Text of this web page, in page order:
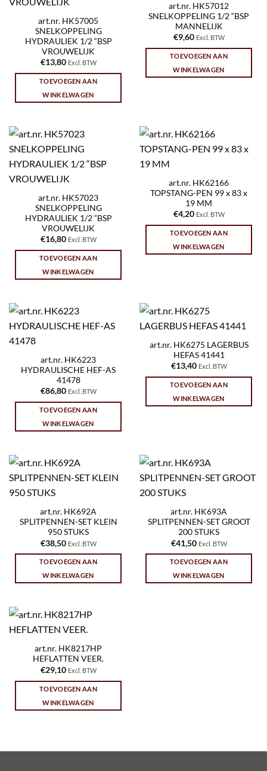
art.nr. HK57005
SNELKOPPELING
HYDRAULIEK 1/2 “BSP
VROUWELIJK
€13,80 Excl. BTW
TOEVOEGEN AAN
WINKELWAGEN
art.nr. HK57012
SNELKOPPELING 1/2 “BSP
MANNELIJK
€9,60 Excl. BTW
TOEVOEGEN AAN
WINKELWAGEN
art.nr. HK57023
SNELKOPPELING
HYDRAULIEK 1/2 “BSP
VROUWELIJK
€16,80 Excl. BTW
TOEVOEGEN AAN
WINKELWAGEN
art.nr. HK62166
TOPSTANG-PEN 99 x 83 x
19 MM
€4,20 Excl. BTW
TOEVOEGEN AAN
WINKELWAGEN
art.nr. HK6223
HYDRAULISCHE HEF-AS
41478
€86,80 Excl. BTW
TOEVOEGEN AAN
WINKELWAGEN
art.nr. HK6275 LAGERBUS
HEFAS 41441
€13,40 Excl. BTW
TOEVOEGEN AAN
WINKELWAGEN
art.nr. HK692A
SPLITPENNEN-SET KLEIN
950 STUKS
€38,50 Excl. BTW
TOEVOEGEN AAN
WINKELWAGEN
art.nr. HK693A
SPLITPENNEN-SET GROOT
200 STUKS
€41,50 Excl. BTW
TOEVOEGEN AAN
WINKELWAGEN
art.nr. HK8217HP
HEFLATTEN VEER.
€29,10 Excl. BTW
TOEVOEGEN AAN
WINKELWAGEN